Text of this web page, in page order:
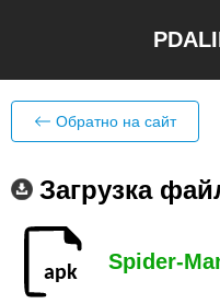
Обратно на сайт
Загрузка
Spider-